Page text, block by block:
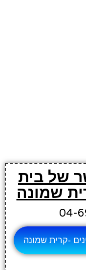
של בית
שמונה
-קרית שמונה